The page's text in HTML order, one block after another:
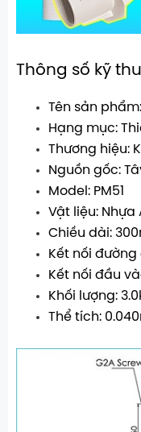
Thông số kỹ
Tên sản
Hạng mục:
Thương hiệu:
Nguồn gốc:
Model: PM51
Vật liệu: Nhựa
Chiều dài:
Kết nối đường
Kết nối đầu
Khối lượng:
Thể tích: